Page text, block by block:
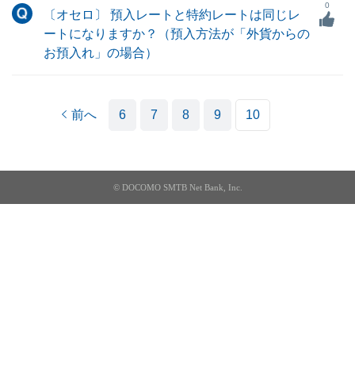
〔オセロ〕 預入レートと特約レートは同じレ
ートになりますか？（預入方法が「外貨からの
お預入れ」の場合）
0
前へ 6 7 8 9 10
© DOCOMO SMTB Net Bank, Inc.